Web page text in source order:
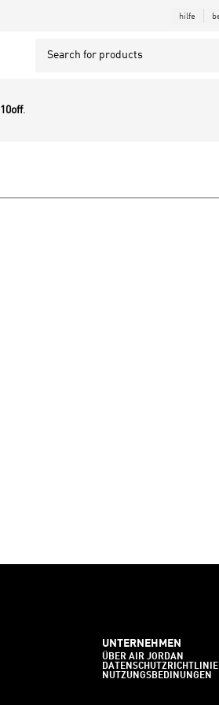
hilfe
10off.
UNTERNEHMEN
ÜBER AIR JORDAN
DATENSCHUTZRICHTLINIE
NUTZUNGSBEDINUNGEN